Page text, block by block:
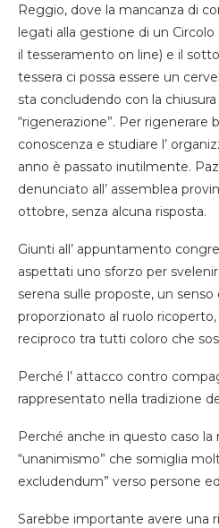
Reggio, dove la mancanza di
legati alla gestione di un
il tesseramento on line) e il
tessera ci possa essere un
sta concludendo con la
“rigenerazione”. Per rigenerare
conoscenza e studiare l’
anno è passato inutilmente.
denunciato all’ assemblea
ottobre, senza alcuna risposta.
Giunti all’ appuntamento
aspettati uno sforzo per
serena sulle proposte, un senso
proporzionato al ruolo
reciproco tra tutti coloro che
Perché l’ attacco contro
rappresentato nella tradizione
Perché anche in questo caso la
“unanimismo” che somiglia
excludendum” verso persone
Sarebbe importante avere una